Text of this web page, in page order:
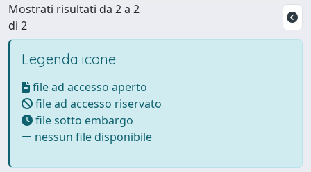
Mostrati risultati da 2 a 2
di 2
Legenda icone
file ad accesso aperto
file ad accesso riservato
file sotto embargo
nessun file disponibile